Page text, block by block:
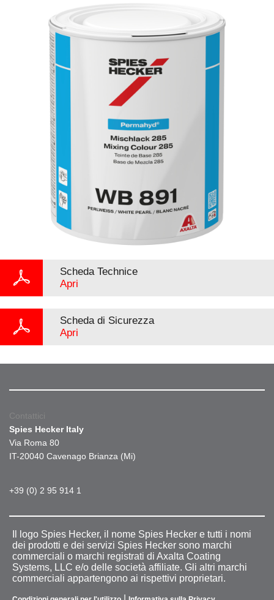
Scheda Technice
Apri
Scheda di Sicurezza
Apri
Contattici
Spies Hecker Italy
Via Roma 80
IT-20040 Cavenago Brianza (Mi)
+39 (0) 2 95 914 1
Il logo Spies Hecker, il nome Spies Hecker e tutti i nomi
dei prodotti e dei servizi Spies Hecker sono marchi
commerciali o marchi registrati di Axalta Coating
Systems, LLC e/o delle società affiliate. Gli altri marchi
commerciali appartengono ai rispettivi proprietari.